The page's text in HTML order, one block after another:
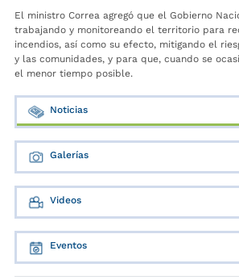
El ministro Correa agregó que el Gobierno
trabajando y monitoreando el territorio para
incendios, así como su efecto, mitigando el
y las comunidades, y para que, cuando se
el menor tiempo posible.
Noticias
Galerías
Videos
Eventos